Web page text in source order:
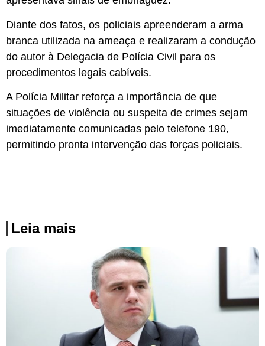
Diante dos fatos, os policiais apreenderam a arma
branca utilizada na ameaça e realizaram a condução
do autor à Delegacia de Polícia Civil para os
procedimentos legais cabíveis.
A Polícia Militar reforça a importância de que
situações de violência ou suspeita de crimes sejam
imediatamente comunicadas pelo telefone 190,
permitindo pronta intervenção das forças policiais.
Leia mais